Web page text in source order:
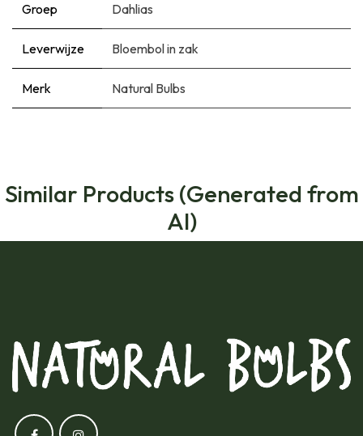
Groep Dahlias
Leverwijze Bloembol in zak
Merk Natural Bulbs
Similar Products (Generated from
AI)